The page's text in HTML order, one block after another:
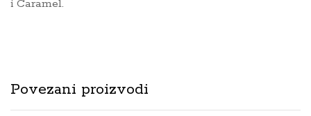
i Caramel.
Povezani proizvodi